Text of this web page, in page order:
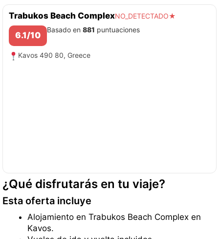
Trabukos Beach ComplexNO_DETECTADO★
6.1/10
Basado en 881 puntuaciones
Kavos 490 80, Greece
¿Qué disfrutarás en tu viaje?
Esta oferta incluye
Alojamiento en Trabukos Beach Complex en
Kavos.